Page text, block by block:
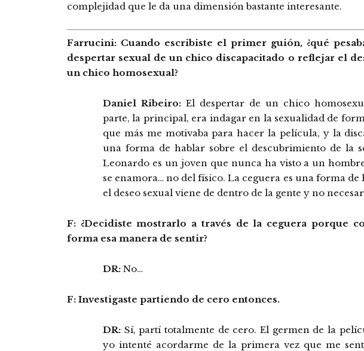
complejidad que le da una dimensión bastante interesante.
Farrucini: Cuando escribiste el primer guión, ¿qué
despertar sexual de un chico discapacitado o reflejar el
un chico homosexual?
Daniel Ribeiro: El despertar de un chico
parte, la principal, era indagar en la sexualidad de
que más me motivaba para hacer la película, y la
una forma de hablar sobre el descubrimiento de la
Leonardo es un joven que nunca ha visto a un
se enamora… no del físico. La ceguera es una forma de
el deseo sexual viene de dentro de la gente y no
F: ¿Decidiste mostrarlo a través de la ceguera porque
forma esa manera de sentir?
DR: No…
F: Investigaste partiendo de cero entonces.
DR: Sí, partí totalmente de cero. El germen de la
yo intenté acordarme de la primera vez que me